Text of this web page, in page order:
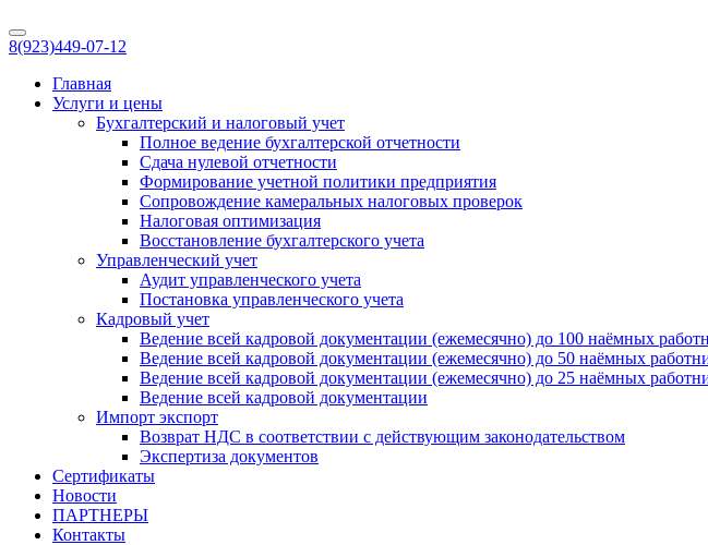
8(923)449-07-12
Главная
Услуги и цены
Бухгалтерский и налоговый учет
Полное ведение бухгалтерской отчетности
Сдача нулевой отчетности
Формирование учетной политики предприятия
Сопровождение камеральных налоговых проверок
Налоговая оптимизация
Восстановление бухгалтерского учета
Управленческий учет
Аудит управленческого учета
Постановка управленческого учета
Кадровый учет
Ведение всей кадровой документации (ежемесячно) до 100 наёмных
Ведение всей кадровой документации (ежемесячно) до 50 наёмных
Ведение всей кадровой документации (ежемесячно) до 25 наёмных
Ведение всей кадровой документации
Импорт экспорт
Возврат НДС в соответствии с действующим законодательством
Экспертиза документов
Сертификаты
Новости
ПАРТНЕРЫ
Контакты